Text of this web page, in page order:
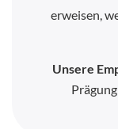
erweisen,
Unsere